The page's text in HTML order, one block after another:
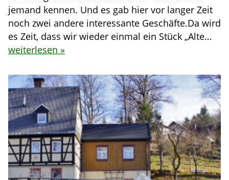
jemand kennen. Und es gab hier vor langer Zeit
noch zwei andere interessante Geschäfte.Da wird
es Zeit, dass wir wieder einmal ein Stück „Alte…
weiterlesen »